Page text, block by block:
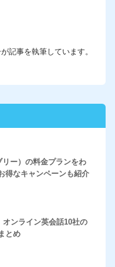
記事を執筆しています。
ー）の料金プランをわ
得なキャンペーンも紹介
オンライン英会話10社の
とめ